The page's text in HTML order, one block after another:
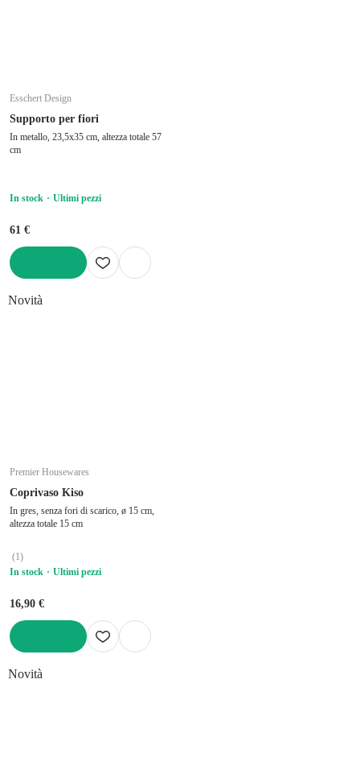
Esschert Design
Supporto per fiori
In metallo, 23,5x35 cm, altezza totale 57
cm
In stock Ultimi pezzi
61 €
Novità
Premier Housewares
Coprivaso Kiso
In gres, senza fori di scarico, ø 15 cm,
altezza totale 15 cm
(1)
In stock
Ultimi pezzi
16,90 €
Novità